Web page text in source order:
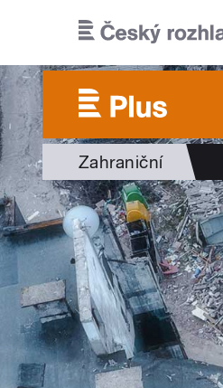
Zahraniční